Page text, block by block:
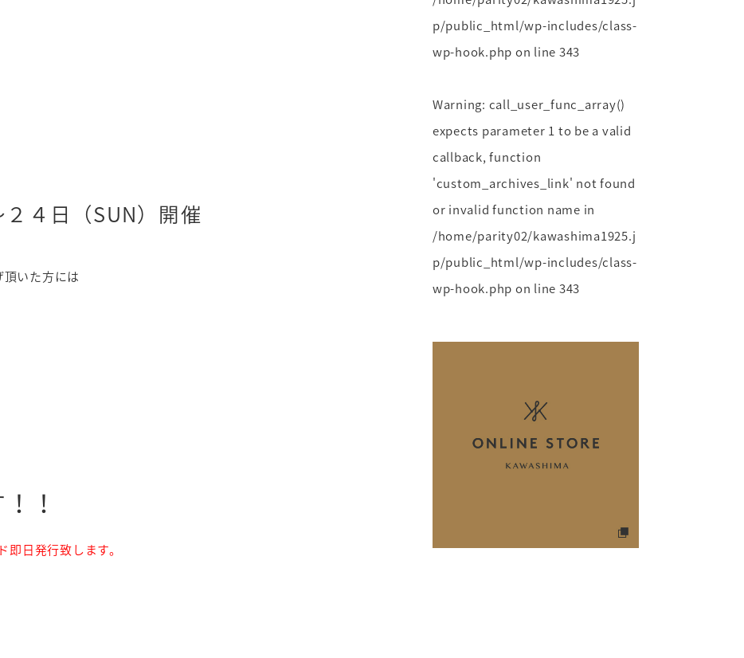
４日（SUN）開催
いた方には
！
日発行致します。
p/public_html/wp-includes/class-
wp-hook.php on line 343
Warning: call_user_func_array()
expects parameter 1 to be a valid
callback, function
'custom_archives_link' not found
or invalid function name in
/home/parity02/kawashima1925.j
p/public_html/wp-includes/class-
wp-hook.php on line 343